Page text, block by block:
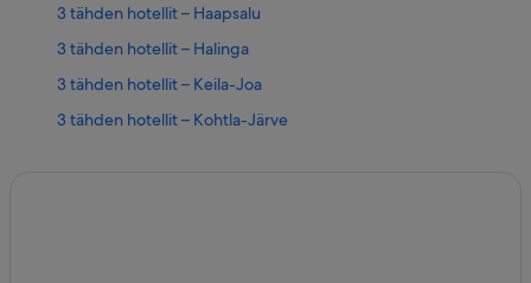
3 tähden hotellit – Haapsalu
3 tähden hotellit – Halinga
3 tähden hotellit – Keila-Joa
3 tähden hotellit – Kohtla-Järve